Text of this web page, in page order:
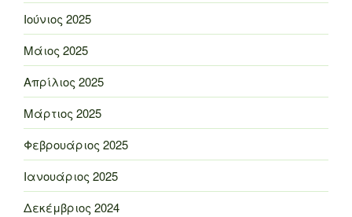
Ιούνιος 2025
Μάιος 2025
Απρίλιος 2025
Μάρτιος 2025
Φεβρουάριος 2025
Ιανουάριος 2025
Δεκέμβριος 2024